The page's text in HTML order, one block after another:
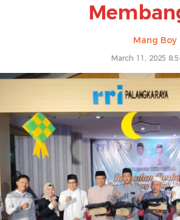
Mang Boy
March 11, 2025